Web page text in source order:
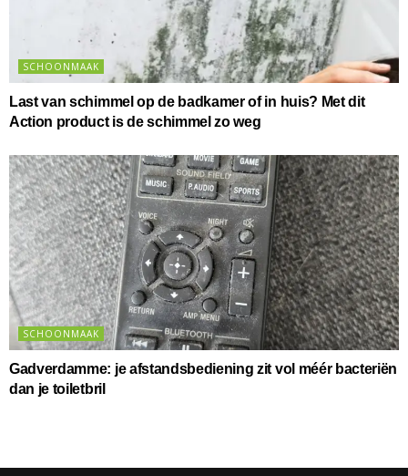
SCHOONMAAK
Last van schimmel op de badkamer of in huis? Met dit
Action product is de schimmel zo weg
SCHOONMAAK
Gadverdamme: je afstandsbediening zit vol méér bacteriën
dan je toiletbril